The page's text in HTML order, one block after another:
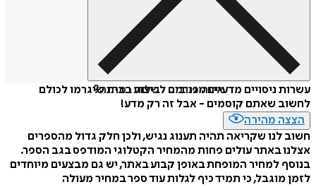
איזה פורמט לשלוח כמתנה?
עשרות ניסויים מדעיים מגניבים לביצוע בבית שיגרמו לכולם
לחשוב שאתם קוסמים - אבל זה רק מדע!
הצצה מהירה
חשוב לנו שקריאה תהיה תענוג נגיש, ולכן חלק גדול מהספרים
אצלנו באתר עולים פחות מהמחיר הקטלוגי המודפס בגב הספר.
בנוסף למחיר המופחת באופן קבוע באתר, יש גם מבצעים מיוחדים
לזמן מוגבל, כי תמיד כיף לגלות עוד ספר במחיר מעולה